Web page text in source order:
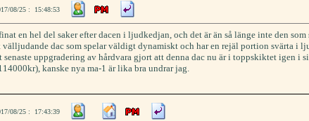
08/25 : 15:48:53
en hel del saker efter dacen i ljudkedjan, och det är än så länge inte den
välljudande dac som spelar väldigt dynamiskt och har en rejäl portion svärta i
senaste uppgradering av hårdvara gjort att denna dac nu är i toppskiktet igen
kanske nya ma-1 är lika bra undrar jag.
08/25 : 17:43:39